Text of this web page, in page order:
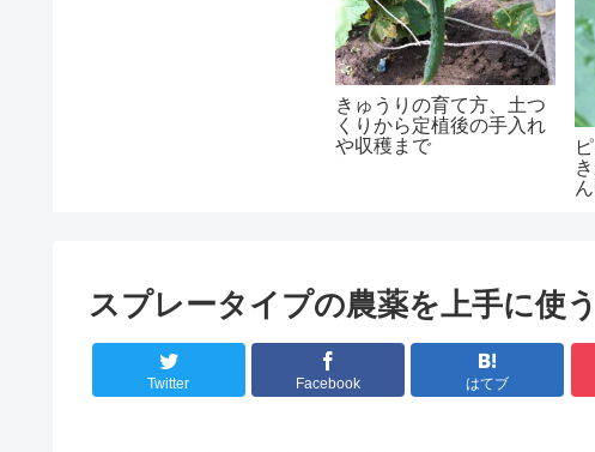
きゅうりの育て方、土つ
くりから定植後の手入れ
や収穫まで
スプレータイプの農薬を上手に使
Twitter Facebook はてブ